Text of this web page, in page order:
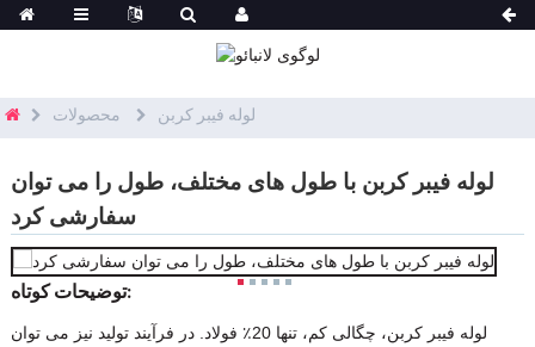
محصولات لوله فیبر کربن
لوله فیبر کربن با طول های مختلف، طول را می توان
سفارشی کرد
توضیحات کوتاه:
لوله فیبر کربن، چگالی کم، تنها 20٪ فولاد. در فرآیند تولید نیز می توان